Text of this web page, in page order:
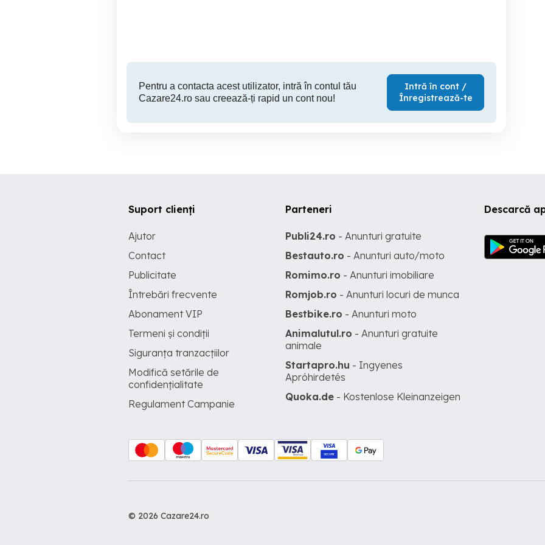
Pentru a contacta acest utilizator, intră în contul tău
Cazare24.ro sau creează-ți rapid un cont nou!
Intră în cont /
Înregistrează-te
Descarcă
Suport clienți
Ajutor
Contact
Publicitate
Întrebări frecvente
Abonament VIP
Termeni și condiții
Siguranța tranzacțiilor
Modifică setările de
confidențialitate
Regulament Campanie
Parteneri
Publi24.ro - Anunturi gratuite
Bestauto.ro - Anunturi auto/moto
Romimo.ro - Anunturi imobiliare
Romjob.ro - Anunturi locuri de munca
Bestbike.ro - Anunturi moto
Animalutul.ro - Anunturi gratuite
animale
Startapro.hu - Ingyenes
Apróhirdetés
Quoka.de - Kostenlose Kleinanzeigen
© 2026 Cazare24.ro